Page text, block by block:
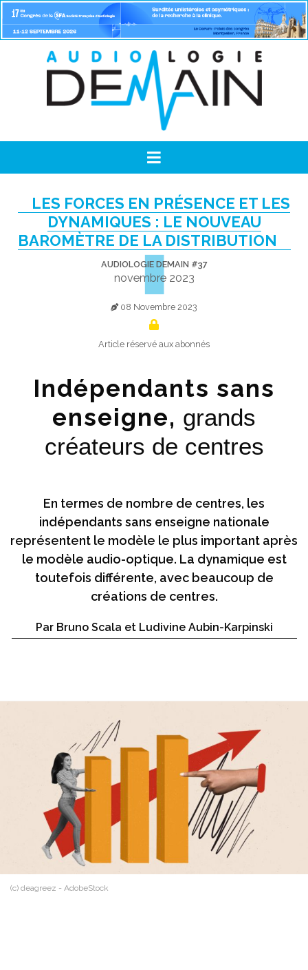
LES FORCES EN PRÉSENCE ET LES
DYNAMIQUES : LE NOUVEAU
BAROMÈTRE DE LA DISTRIBUTION
AUDIOLOGIE DEMAIN #37
novembre 2023
08 Novembre 2023
Article réservé aux abonnés
Indépendants sans
enseigne, grands
créateurs de centres
En termes de nombre de centres, les
indépendants sans enseigne nationale
représentent le modèle le plus important après
le modèle audio-optique. La dynamique est
toutefois différente, avec beaucoup de
créations de centres.
Par Bruno Scala et Ludivine Aubin-Karpinski
(c) deagreez - AdobeStock